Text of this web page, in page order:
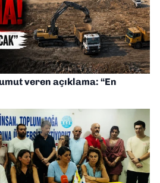
veren açıklama: “En